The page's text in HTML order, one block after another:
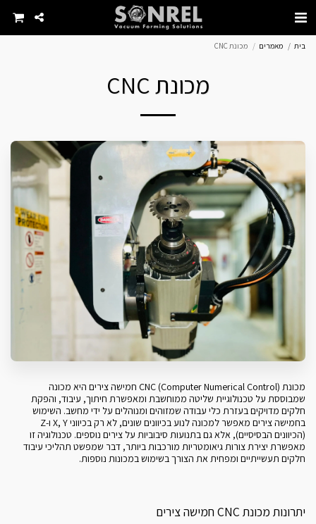
בית מאמרים מכונת CNC
מכונת CNC
מכונת CNC (Computer Numerical Control) חמישה צירים היא מכונה
שמבוססת על טכנולוגיית שליטה ממוחשבת ומאפשרת חיתוך, עיבוד, והפקת
חלקים מדויקים בעזרת כלי עבודה שמזוהים ומנוהלים על ידי מחשב. השימוש
בחמישה צירים מאפשר למכונה לנוע בכיוונים שונים, לא רק בכיווני X, Y ו-Z
(הכיוונים הבסיסיים), אלא גם בתנועות סיבוביות על צירים נוספים. טכנולוגיה זו
מאפשרת יצירת צורות גיאומטריות מורכבות ביותר, דבר שמפשט תהליכי עיבוד
חלקים תעשייתיים ומפחית את הצורך בשימוש במכונות נוספות.
יתרונות מכונת CNC חמישה צירים